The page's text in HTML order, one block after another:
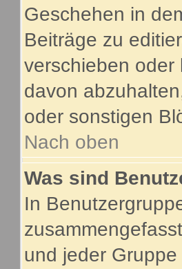
Geschehen in
Beiträge zu
verschieben oder
davon
oder sonstigen
Nach oben
Was sind
In
und jeder